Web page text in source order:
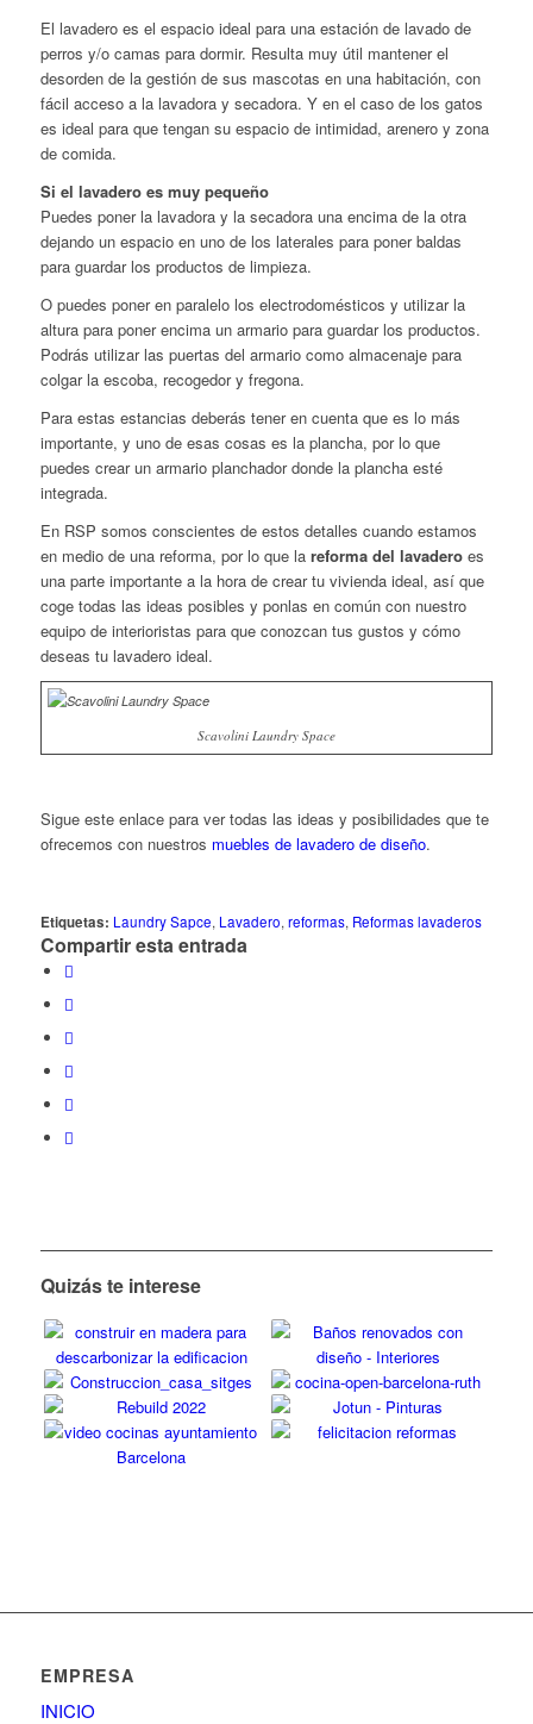
El lavadero es el espacio ideal para una estación de lavado de
perros y/o camas para dormir. Resulta muy útil mantener el
desorden de la gestión de sus mascotas en una habitación, con
fácil acceso a la lavadora y secadora. Y en el caso de los gatos
es ideal para que tengan su espacio de intimidad, arenero y zona
de comida.
Si el lavadero es muy pequeño
Puedes poner la lavadora y la secadora una encima de la otra
dejando un espacio en uno de los laterales para poner baldas
para guardar los productos de limpieza.
O puedes poner en paralelo los electrodomésticos y utilizar la
altura para poner encima un armario para guardar los productos.
Podrás utilizar las puertas del armario como almacenaje para
colgar la escoba, recogedor y fregona.
Para estas estancias deberás tener en cuenta que es lo más
importante, y uno de esas cosas es la plancha, por lo que
puedes crear un armario planchador donde la plancha esté
integrada.
En RSP somos conscientes de estos detalles cuando estamos
en medio de una reforma, por lo que la reforma del lavaderoes
una parte importante a la hora de crear tu vivienda ideal, así que
coge todas las ideas posibles y ponlas en común con nuestro
equipo de interioristas para que conozcan tus gustos y cómo
deseas tu lavadero ideal.
Scavolini Laundry Space
Sigue este enlace para ver todas las ideas y posibilidades que te
ofrecemos con nuestros muebles de lavadero de diseño.
Etiquetas: Laundry Sapce, Lavadero, reformas, Reformas lavaderos
Compartir esta entrada
Quizás te interese
EMPRESA
INICIO